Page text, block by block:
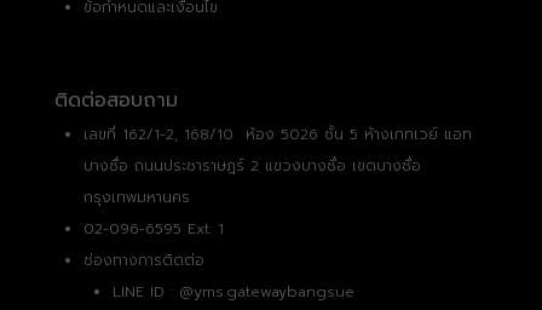
ข้อกำหนดและเงื่อนไข
ติดต่อสอบถาม
เลขที่ 162/1-2, 168/10 ห้อง 5026 ชั้น 5 ห้างเกทเวย์ แอท
บางซื่อ ถนนประชาราษฎร์ 2 แขวงบางซื่อ เขตบางซื่อ
กรุงเทพมหานคร
02-096-6595 Ext. 1
ช่องทางการติดต่อ
LINE ID : @yms.gatewaybangsue